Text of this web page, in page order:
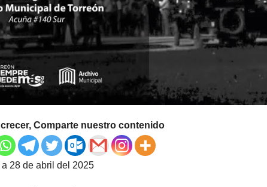
Comparte nuestro contenido
28 de abril del 2025